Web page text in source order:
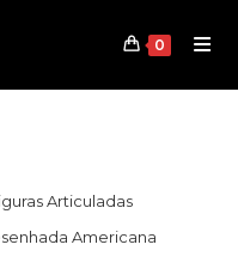
0
Articuladas
Americana